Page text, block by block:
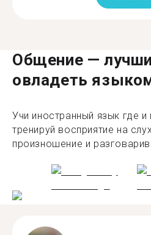
Общение —
овладеть
Учи иностранный язык где и
тренируй восприятие на
произношение и